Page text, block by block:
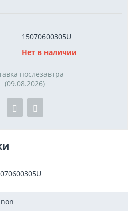
15070600305U
Нет в наличии
послезавтра
(09.08.2026)